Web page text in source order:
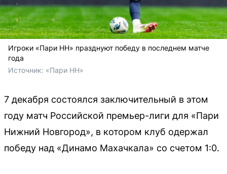
Игроки «Пари НН» празднуют победу в последнем матче
года
Источник: «Пари НН»
7 декабря состоялся заключительный в этом
году матч Российской премьер-лиги для «Пари
Нижний Новгород», в котором клуб одержал
победу над «Динамо Махачкала» со счетом 1:0.